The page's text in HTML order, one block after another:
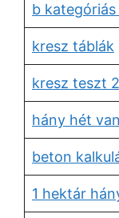
b
kresz táblák
kresz teszt
hány hét
beton
1 hektár